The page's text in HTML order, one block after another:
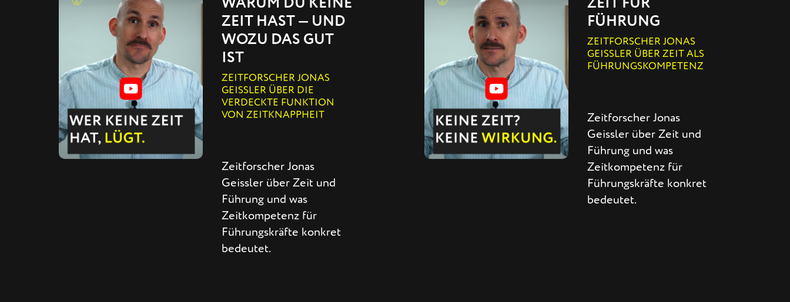
ZEIT HAST — UND
WOZU DAS GUT
IST
ZEITFORSCHER JONAS
GEISSLER ÜBER DIE
VERDECKTE FUNKTION
VON ZEITKNAPPHEIT
Zeitforscher Jonas
Geissler über Zeit und
Führung und was
Zeitkompetenz für
Führungskräfte konkret
bedeutet.
FÜHRUNG
ZEITFORSCHER JONAS
GEISSLER ÜBER ZEIT ALS
FÜHRUNGSKOMPETENZ
Zeitforscher Jonas
Geissler über Zeit und
Führung und was
Zeitkompetenz für
Führungskräfte konkret
bedeutet.